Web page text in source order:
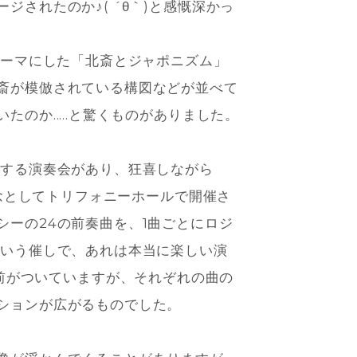
ジされたのか♪( ´θ｀)と感慨深かっ
マにした「北斎とジャポニズム」
が模倣されている構図などが並べて
のか.....と驚くものがありました。
る演奏会があり、狂喜しながら
してトリフォニーホールで開催さ
ーの24の前奏曲を、1曲ごとにロジ
う催しで、あれは本当に楽しい演
ついていますが、それぞれの曲の
ンが広がるものでした。